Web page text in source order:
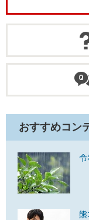
おすすめコン
令
熊